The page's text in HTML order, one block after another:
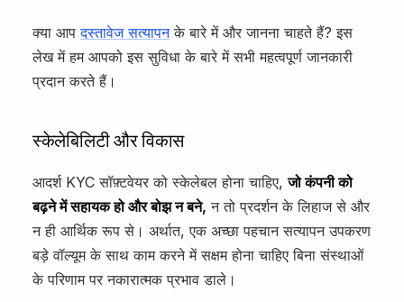
क्या आपदस्तावेज सत्यापनके बारे में और जानना चाहते हैं? इस
लेख में हम आपको इस सुविधा के बारे में सभी महत्वपूर्ण जानकारी
प्रदान करते हैं।
स्केलेबिलिटी और विकास
आदर्श KYC सॉफ़्टवेयर को स्केलेबल होना चाहिए,जो कंपनी को
बढ़ने में सहायक हो और बोझ न बने, न तो प्रदर्शन के लिहाज से और
न ही आर्थिक रूप से। अर्थात, एक अच्छा पहचान सत्यापन उपकरण
बड़े वॉल्यूम के साथ काम करने में सक्षम होना चाहिए बिना संस्थाओं
के परिणाम पर नकारात्मक प्रभाव डाले।